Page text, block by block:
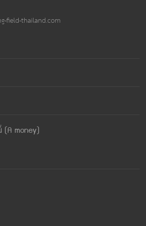
field-thailand.com
(A money)